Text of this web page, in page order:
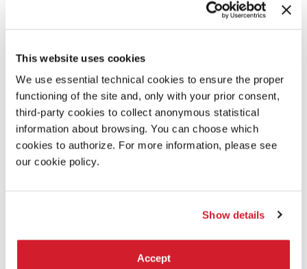
This website uses cookies
We use essential technical cookies to ensure the proper
functioning of the site and, only with your prior consent,
third-party cookies to collect anonymous statistical
information about browsing. You can choose which
cookies to authorize. For more information, please see
our cookie policy.
Show details
Accept
SINOSSI
Racconto di un crimine realmente accaduto: impressioni da
Red Oak, Texas, dove un adolescente ha ucciso il padre.
COMMENTO DEL REGISTA
PRODUZIONE 1: Gigantic Pictures
164 W. 25th Street, Suite 4M